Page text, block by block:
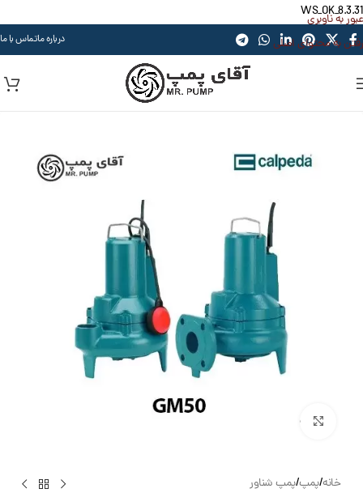
WS_OK_8.3.31
عبور به ناوبری
رفتن به محتوای اصلی
درباره ماتماس با ما
بزرگنمایی تصویر
خانه/پمپ/پمپ شناور